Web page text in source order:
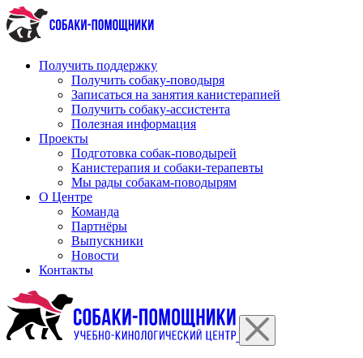
Перейти
к
содержимому
Получить поддержку
Получить собаку-поводыря
Записаться на занятия канистерапией
Получить собаку-ассистента
Полезная информация
Проекты
Подготовка собак-поводырей
Канистерапия и собаки-терапевты
Мы рады собакам-поводырям
О Центре
Команда
Партнёры
Выпускники
Новости
Контакты